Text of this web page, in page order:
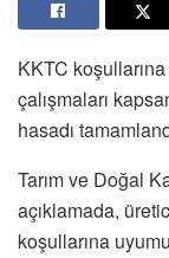
KKTC
çalışmaları
hasadı
Tarım ve Doğal
açıklamada,
koşullarına